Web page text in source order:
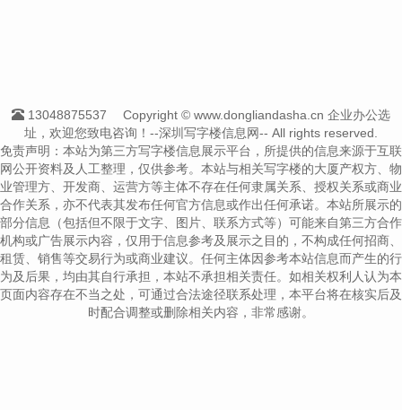
13048875537
Copyright © www.dongliandasha.cn 企业办公选
址，欢迎您致电咨询！--深圳写字楼信息网-- All rights reserved.
免责声明：本站为第三方写字楼信息展示平台，所提供的信息来源于互联
网公开资料及人工整理，仅供参考。本站与相关写字楼的大厦产权方、物
业管理方、开发商、运营方等主体不存在任何隶属关系、授权关系或商业
合作关系，亦不代表其发布任何官方信息或作出任何承诺。本站所展示的
部分信息（包括但不限于文字、图片、联系方式等）可能来自第三方合作
机构或广告展示内容，仅用于信息参考及展示之目的，不构成任何招商、
租赁、销售等交易行为或商业建议。任何主体因参考本站信息而产生的行
为及后果，均由其自行承担，本站不承担相关责任。如相关权利人认为本
页面内容存在不当之处，可通过合法途径联系处理，本平台将在核实后及
时配合调整或删除相关内容，非常感谢。